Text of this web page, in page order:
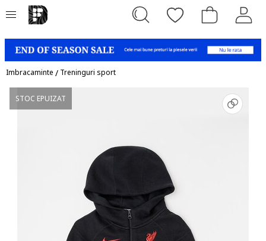
Imbracaminte / Treninguri sport
STOC EPUIZAT